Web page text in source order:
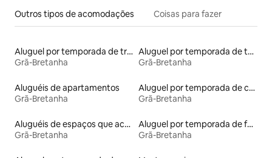
Outros tipos de acomodações Coisas para fazer
Aluguel por temporada de trailers
Grã-Bretanha
Aluguel por temporada de tendas tipi
Grã-Bretanha
Aluguéis de apartamentos
Grã-Bretanha
Aluguel por temporada de cabanas de pastor
Grã-Bretanha
Aluguéis de espaços que aceitam animais de estimação
Grã-Bretanha
Aluguel por temporada de faróis
Grã-Bretanha